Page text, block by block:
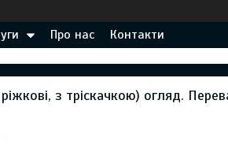
Про нас Контакти
з тріскачкою) огляд.